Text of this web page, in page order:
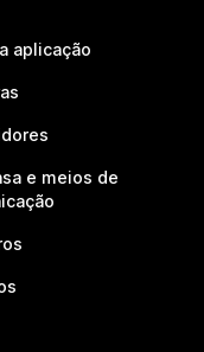
aplicação
e meios de